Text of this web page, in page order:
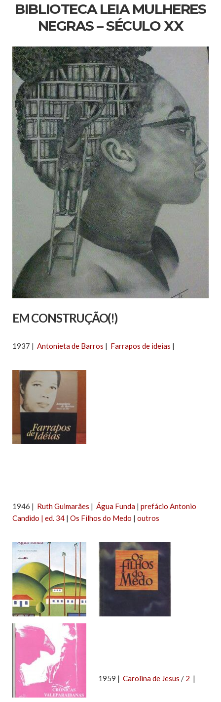
BIBLIOTECA LEIA MULHERES
NEGRAS – SÉCULO XX
EM CONSTRUÇÃO(!)
1937 | Antonieta de Barros | Farrapos de ideias |
1946 | Ruth Guimarães | Água Funda | prefácio Antonio
Candido | ed. 34 | Os Filhos do Medo | outros
1959 | Carolina de Jesus / 2 |